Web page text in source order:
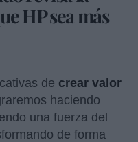
HP sea más
de crear valor
haciendo
una fuerza del
de forma